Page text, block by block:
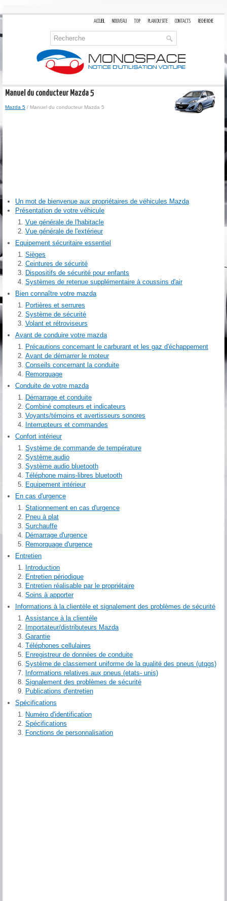
ACCUEIL NOUVEAU TOP PLAN DU SITE CONTACTS RECHERCHE
Manuel du conducteur Mazda 5
Mazda 5 / Manuel du conducteur Mazda 5
Un mot de bienvenue aux propriétaires de véhicules Mazda
Présentation de votre véhicule
Vue générale de l'habitacle
Vue générale de l'extérieur
Equipement sécuritaire essentiel
Sièges
Ceintures de sécurité
Dispositifs de sécurité pour enfants
Systèmes de retenue supplémentaire à coussins d'air
Bien connaître votre mazda
Portières et serrures
Système de sécurité
Volant et rétroviseurs
Avant de conduire votre mazda
Précautions concernant le carburant et les gaz d'échappement
Avant de démarrer le moteur
Conseils concernant la conduite
Remorquage
Conduite de votre mazda
Démarrage et conduite
Combiné compteurs et indicateurs
Voyants/témoins et avertisseurs sonores
Interrupteurs et commandes
Confort intérieur
Système de commande de température
Système audio
Système audio bluetooth
Téléphone mains-libres bluetooth
Equipement intérieur
En cas d'urgence
Stationnement en cas d'urgence
Pneu à plat
Surchauffe
Démarrage d'urgence
Remorquage d'urgence
Entretien
Introduction
Entretien périodique
Entretien réalisable par le propriétaire
Soins à apporter
Informations à la clientèle et signalement des problèmes de sécurité
Assistance à la clientèle
Importateur/distributeurs Mazda
Garantie
Téléphones cellulaires
Enregistreur de données de conduite
Système de classement uniforme de la qualité des pneus (utqgs)
Informations relatives aux pneus (etats- unis)
Signalement des problèmes de sécurité
Publications d'entretien
Spécifications
Numéro d'identification
Spécifications
Fonctions de personnalisation